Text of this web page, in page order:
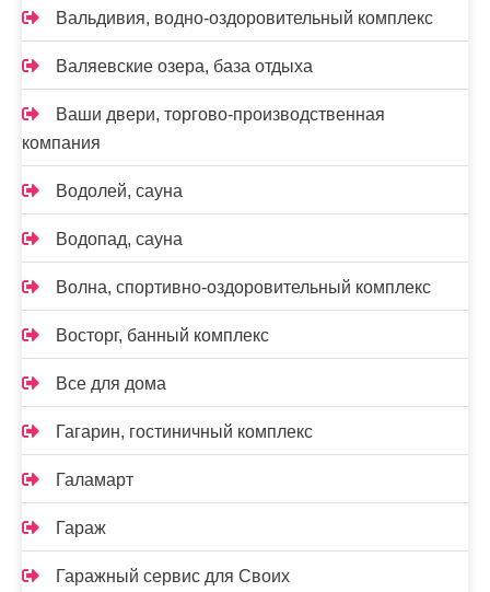
Вальдивия, водно-оздоровительный комплекс
Валяевские озера, база отдыха
Ваши двери, торгово-производственная
компания
Водолей, сауна
Водопад, сауна
Волна, спортивно-оздоровительный комплекс
Восторг, банный комплекс
Все для дома
Гагарин, гостиничный комплекс
Галамарт
Гараж
Гаражный сервис для Своих